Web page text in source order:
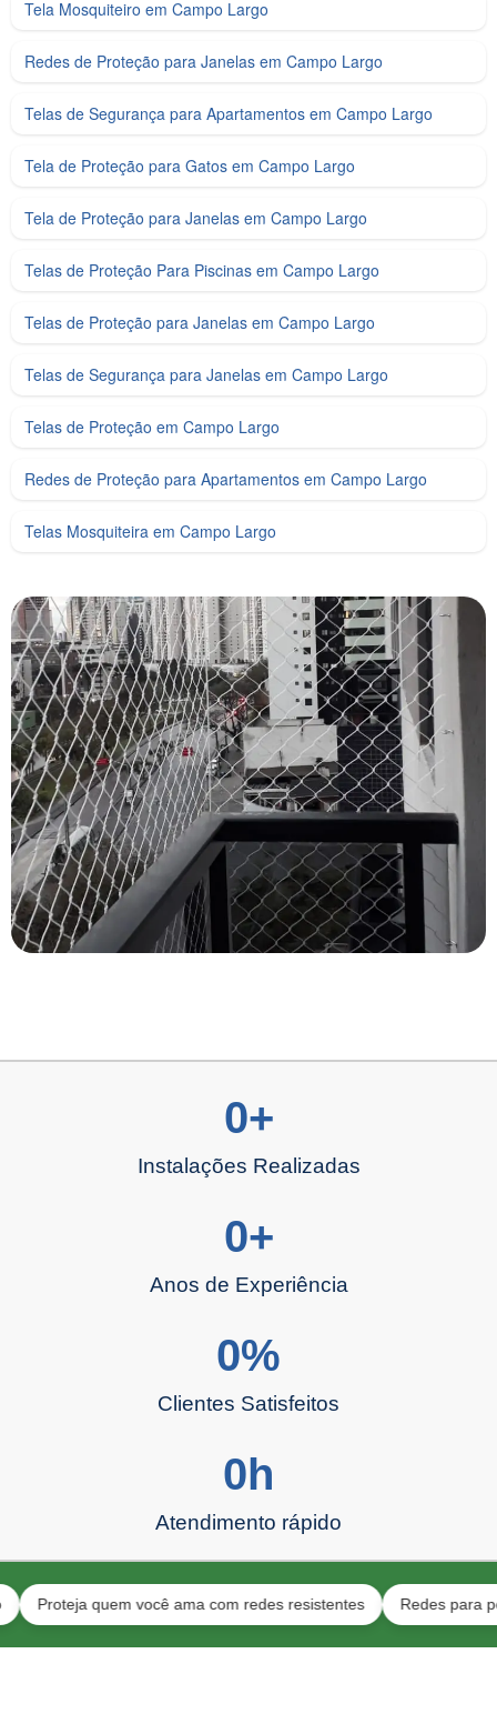
Tela Mosquiteiro em Campo Largo
Redes de Proteção para Janelas em Campo Largo
Telas de Segurança para Apartamentos em Campo Largo
Tela de Proteção para Gatos em Campo Largo
Tela de Proteção para Janelas em Campo Largo
Telas de Proteção Para Piscinas em Campo Largo
Telas de Proteção para Janelas em Campo Largo
Telas de Segurança para Janelas em Campo Largo
Telas de Proteção em Campo Largo
Redes de Proteção para Apartamentos em Campo Largo
Telas Mosquiteira em Campo Largo
Instalações Realizadas
0+
Anos de Experiência
0+
Clientes Satisfeitos
0%
Atendimento rápido
0h
quem você ama com redes resistentes Redes para pets e